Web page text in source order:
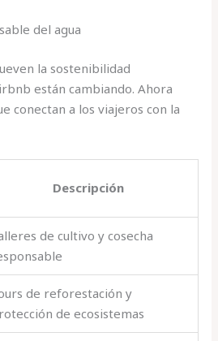
del agua
la sostenibilidad
están cambiando. Ahora
conectan a los viajeros con la
Descripción
de cultivo y cosecha
de reforestación y
de ecosistemas